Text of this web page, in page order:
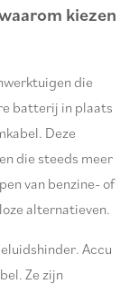
kiezen
die
batterij in plaats
Deze
die steeds meer
van benzine- of
alternatieven.
Accu
Ze zijn